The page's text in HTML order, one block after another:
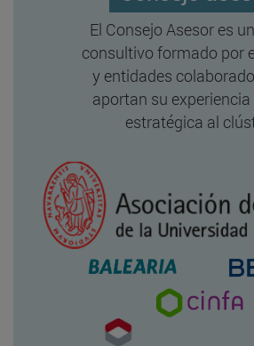
El Consejo Asesor es
consultivo formado por
y entidades
aportan su
estratégica al